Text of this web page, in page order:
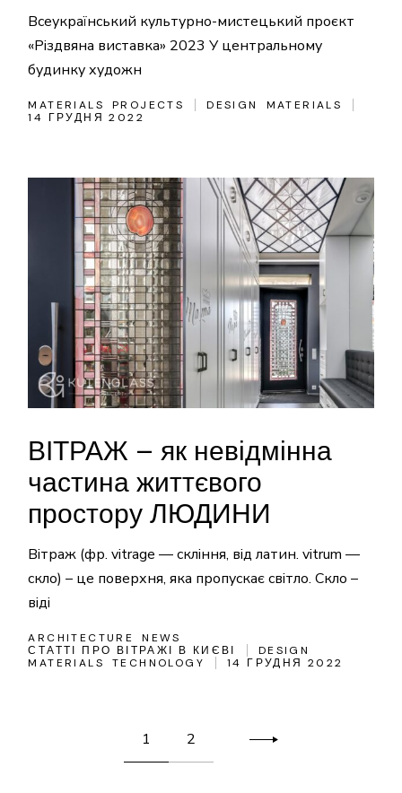
Всеукраїнський культурно-мистецький проєкт
«Різдвяна виставка» 2023 У центральному
будинку художн
MATERIALS PROJECTS DESIGN
MATERIALS
14 ГРУДНЯ 2022
ВІТРАЖ – як невідмінна
частина життєвого
простору ЛЮДИНИ
Вітраж (фр. vitrage — скління, від латин. vitrum —
скло) – це поверхня, яка пропускає світло. Скло –
віді
ARCHITECTURE
NEWS
СТАТТІ ПРО ВІТРАЖІ В КИЄВІ
DESIGN
MATERIALS
TECHNOLOGY 14 ГРУДНЯ 2022
Пагінація
записів
1 2